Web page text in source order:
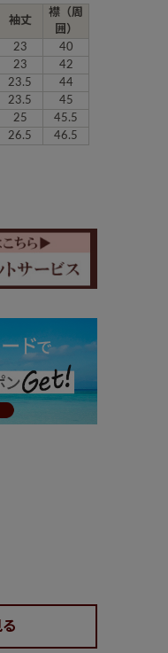
袖丈
襟（周
囲）
23
40
23
42
23.5
44
23.5
45
25
45.5
26.5 46.5